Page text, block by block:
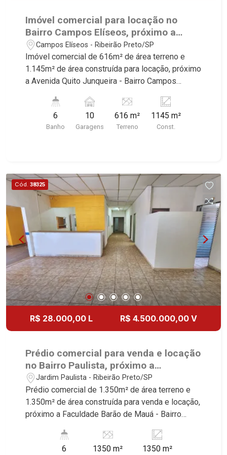
Imóvel comercial para locação no
Bairro Campos Elíseos, próximo a
Avenida Quito Junqueira - Ribeirão
Preto/SP.
Campos Elíseos - Ribeirão Preto/SP
Imóvel comercial de 616m² de área terreno e
1.145m² de área construída para locação, próximo
a Avenida Quito Junqueira - Bairro Campos
características deste imóvel que a Martinelli
Imobiliária selecionou para você: - 616m² de área
terreno e 1.145m² de área construída - Amplo
Imobiliária, referência no mercado imobiliário
desde 2000. Especialistas em Venda, Locação e
Lançamentos! Avenida João Fiúsa, 1051 - Alto da
Boa Vista | Ribeirão Preto.
6
Banho
10
Garagens
616 m²
Terreno
1145 m²
Const.
Cód. 38325
R$ 28.000,00 L R$ 4.500.000,00 V
Prédio comercial para venda e locação
no Bairro Paulista, próximo a
Faculdade Barão de Mauá - Ribeirão
Preto/SP.
Jardim Paulista - Ribeirão Preto/SP
Prédio comercial de 1.350m² de área terreno e
1.350m² de área construída para venda e locação,
próximo a Faculdade Barão de Mauá - Bairro
características deste imóvel que a Martinelli
Imobiliária selecionou para você: - 1.350m² de
6 1350 m² 1350 m²